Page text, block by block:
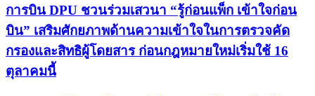
การบิน DPU ชวนร่วมเสวนา “รู้ก่อนแพ็ก เข้าใจก่อน
บิน” เสริมศักยภาพด้านความเข้าใจในการตรวจคัด
กรองและสิทธิผู้โดยสาร ก่อนกฎหมายใหม่เริ่มใช้ 16
ตุลาคมนี้